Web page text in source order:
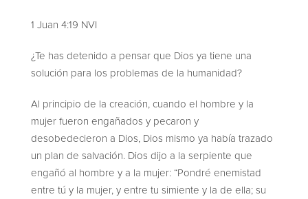
1 Juan 4:19 NVI
¿Te has detenido a pensar que Dios ya tiene una
solución para los problemas de la humanidad?
Al principio de la creación, cuando el hombre y la
mujer fueron engañados y pecaron y
desobedecieron a Dios, Dios mismo ya había trazado
un plan de salvación. Dios dijo a la serpiente que
engañó al hombre y a la mujer: “Pondré enemistad
entre tú y la mujer, y entre tu simiente y la de ella; su